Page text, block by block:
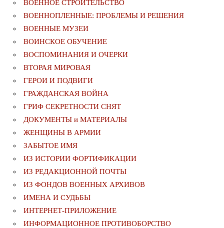
ВОЕННОЕ СТРОИТЕЛЬСТВО
ВОЕННОПЛЕННЫЕ: ПРОБЛЕМЫ И РЕШЕНИЯ
ВОЕННЫЕ МУЗЕИ
ВОИНСКОЕ ОБУЧЕНИЕ
ВОСПОМИНАНИЯ И ОЧЕРКИ
ВТОРАЯ МИРОВАЯ
ГЕРОИ И ПОДВИГИ
ГРАЖДАНСКАЯ ВОЙНА
ГРИФ СЕКРЕТНОСТИ СНЯТ
ДОКУМЕНТЫ и МАТЕРИАЛЫ
ЖЕНЩИНЫ В АРМИИ
ЗАБЫТОЕ ИМЯ
ИЗ ИСТОРИИ ФОРТИФИКАЦИИ
ИЗ РЕДАКЦИОННОЙ ПОЧТЫ
ИЗ ФОНДОВ ВОЕННЫХ АРХИВОВ
ИМЕНА И СУДЬБЫ
ИНТЕРНЕТ-ПРИЛОЖЕНИЕ
ИНФОРМАЦИОННОЕ ПРОТИВОБОРСТВО